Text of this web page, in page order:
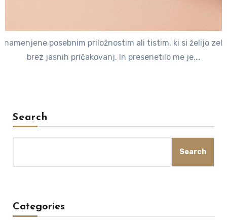
posebnim priložnostim ali tistim, ki si želijo
brez jasnih pričakovanj. In presenetilo me je,…
Search
Search
Categories